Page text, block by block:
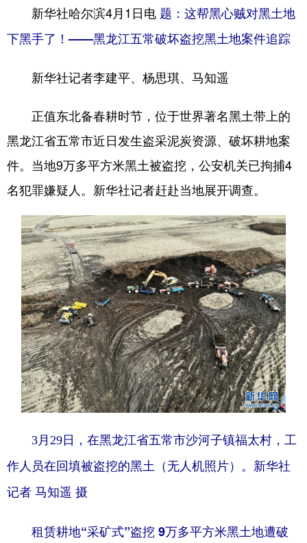
四川 贵州 云南 西藏
陕西 甘肃 青海 宁夏
多语种频道
English Español Français عربى
新华社哈尔滨4月1日电 题：这帮黑心贼对黑土地
下黑手了！——黑龙江五常破坏盗挖黑土地案件追踪
新华社记者李建平、杨思琪、马知遥
正值东北备春耕时节，位于世界著名黑土带上的
黑龙江省五常市近日发生盗采泥炭资源、破坏耕地案
件。当地9万多平方米黑土被盗挖，公安机关已拘捕4
名犯罪嫌疑人。新华社记者赶赴当地展开调查。
3月29日，在黑龙江省五常市沙河子镇福太村，工
作人员在回填被盗挖的黑土（无人机照片）。新华社
记者 马知遥 摄
租赁耕地“采矿式”盗挖 9万多平方米黑土地遭破